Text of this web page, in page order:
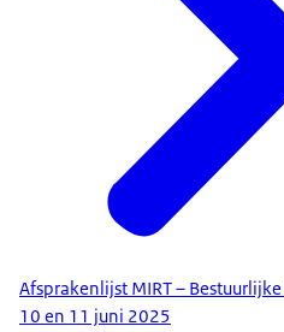
Afsprakenlijst MIRT –
10 en 11 juni 2025